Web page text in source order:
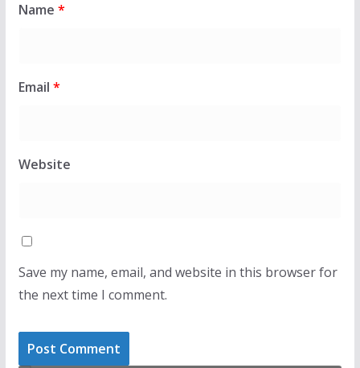
Name *
Email *
Website
Save my name, email, and website in this browser for
the next time I comment.
Dimal Basha refuzon të përgjigjet nëse po
shkelet Kushtetuta